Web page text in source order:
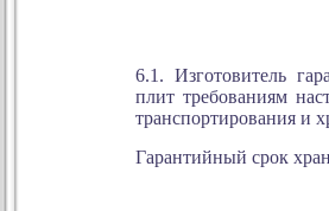
6.1. Изготовитель
плит требованиям
транспортирования и
Гарантийный срок